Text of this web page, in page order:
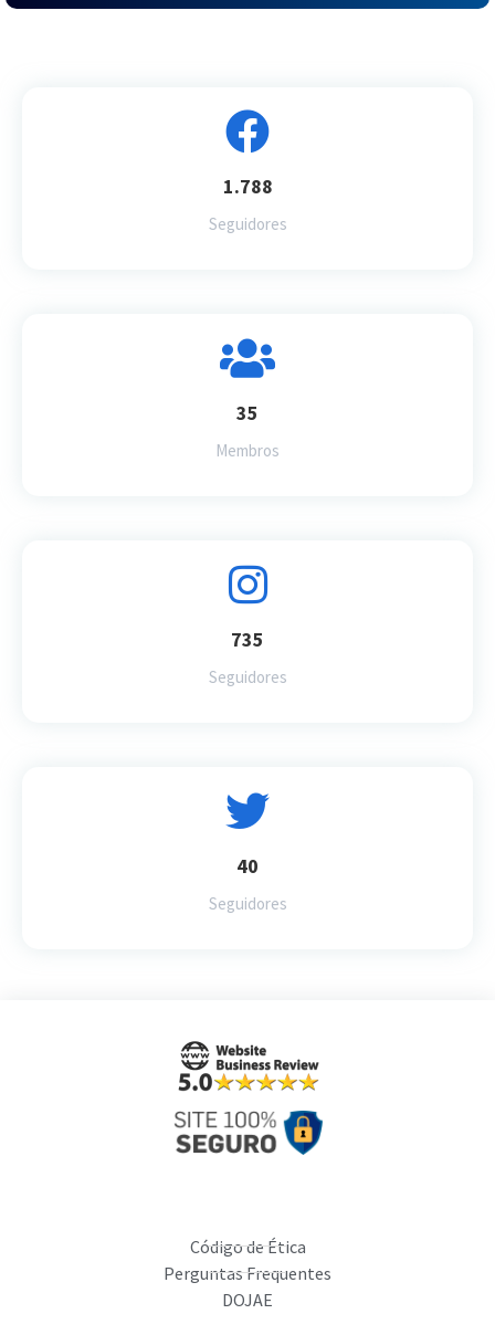
1.788
Seguidores
35
Membros
735
Seguidores
40
Seguidores
Código de Ética
Perguntas Frequentes
DOJAE